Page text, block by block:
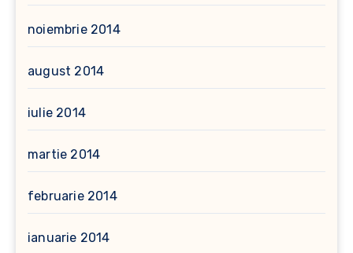
noiembrie 2014
august 2014
iulie 2014
martie 2014
februarie 2014
ianuarie 2014